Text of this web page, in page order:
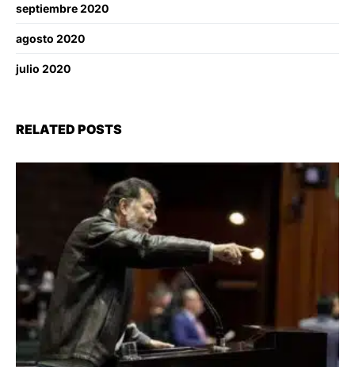
septiembre 2020
agosto 2020
julio 2020
RELATED POSTS